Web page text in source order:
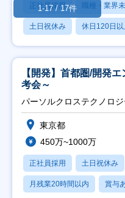
正社員採用 職種・業界
土日祝休み 休日120日以
【開発】首都圏/開発
考会～
パーソルクロステクノロ
東京都
450万~1000万
正社員採用 土日祝休み
月残業20時間以内 賞与
1-17 / 17件